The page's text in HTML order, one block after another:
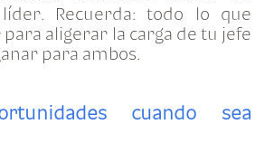
Recuerda: todo lo que
aligerar la carga de tu jefe
para ambos.
cuando sea